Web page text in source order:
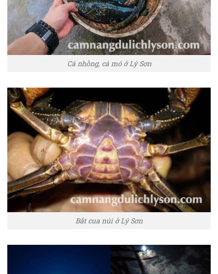
Cá nhồng, cá mó ở Lý Sơn
Bắt cua núi ở Lý Sơn